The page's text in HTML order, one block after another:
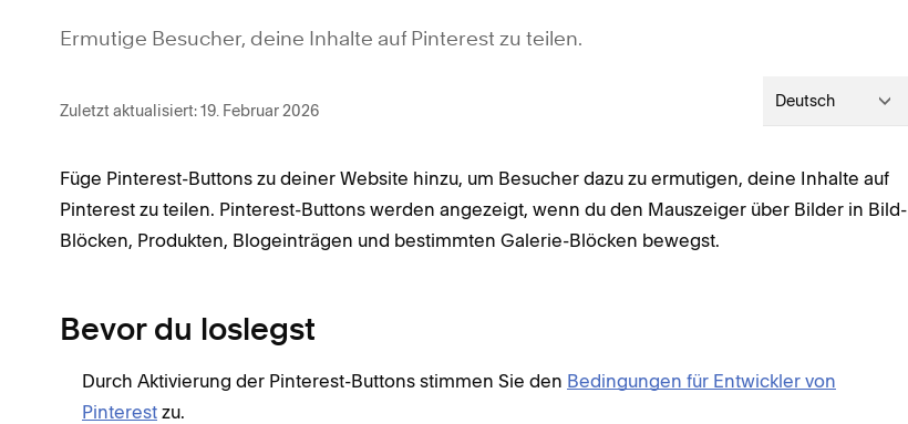
Ermutige Besucher, deine Inhalte auf Pinterest zu teilen.
Zuletzt aktualisiert: 19. Februar 2026 Deutsch
Füge Pinterest-Buttons zu deiner Website hinzu, um Besucher dazu zu ermutigen, deine Inhalte auf
Pinterest zu teilen. Pinterest-Buttons werden angezeigt, wenn du den Mauszeiger über Bilder in Bild-
Blöcken, Produkten, Blogeinträgen und bestimmten Galerie-Blöcken bewegst.
Bevor du loslegst
Durch Aktivierung der Pinterest-Buttons stimmen Sie den Bedingungen für Entwickler von
Pinterest zu.